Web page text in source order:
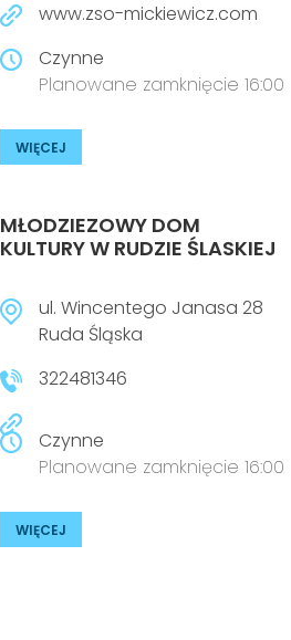
www.zso-mickiewicz.com
Czynne
Planowane zamknięcie 16:00
WIĘCEJ
MŁODZIEZOWY DOM
KULTURY W RUDZIE ŚLASKIEJ
ul. Wincentego Janasa 28
Ruda Śląska
322481346
Czynne
Planowane zamknięcie 16:00
WIĘCEJ